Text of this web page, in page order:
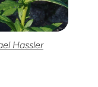
Hassler